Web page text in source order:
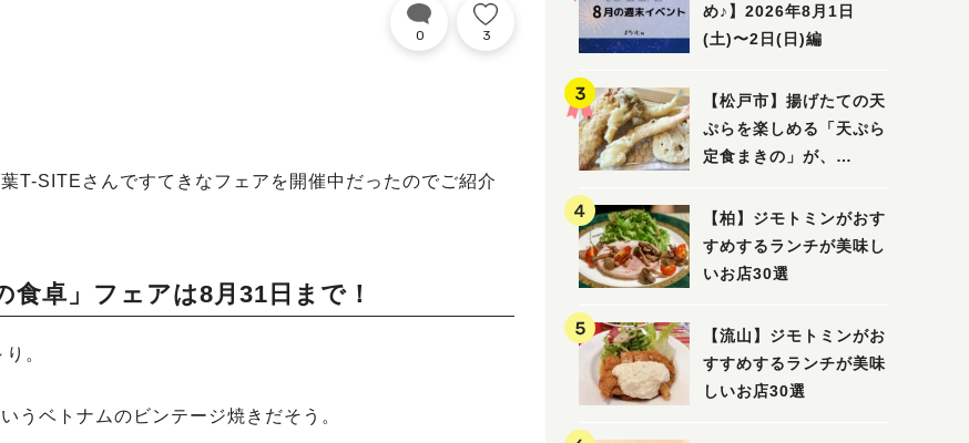
0 3
T-SITEさんですてきなフェアを開催中だったのでご紹介
卓」フェアは8月31日まで！
。
うベトナムのビンテージ焼きだそう。
め♪】2026年8月1日
(土)〜2日(日)編
【松戸市】揚げたての天
ぷらを楽しめる「天ぷら
定食まきの」が、
【柏】ジモトミンがおす
すめするランチが美味し
いお店30選
【流山】ジモトミンがお
すすめするランチが美味
しいお店30選